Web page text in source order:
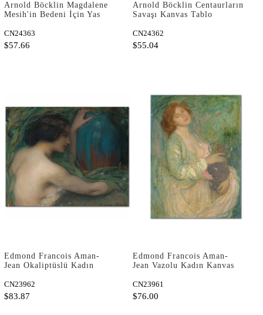
Arnold Böcklin Magdalene
Mesih'in Bedeni İçin Yas
CN24363
$57.66
Arnold Böcklin Centaurların
Savaşı Kanvas Tablo
CN24362
$55.04
Edmond Francois Aman-
Jean Okaliptüslü Kadın
CN23962
$83.87
Edmond Francois Aman-
Jean Vazolu Kadın Kanvas
CN23961
$76.00